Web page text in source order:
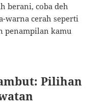
berani, coba deh
warna cerah seperti
penampilan kamu
Pilihan